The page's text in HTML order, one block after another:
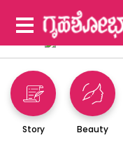
Story Beauty